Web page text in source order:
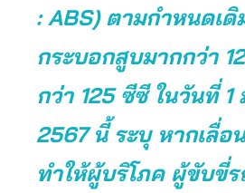
: ABS) ตามกำหนดเ
กระบอกสูบมากกว่า
กว่า 125 ซีซี ในวันที่ 1
2567 นี้ ระบุ หากเลื่อ
ทำให้ผู้บริโภค ผู้ขับขี่ร